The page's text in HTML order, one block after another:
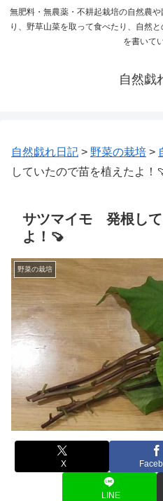
無肥料・無農薬・不耕起栽培の自然農
り、野草山菜を取って食べたり、自然
を書いて
自然戯
自然戯れ日記 > 野菜の栽培 >
していたので苗を植えたよ！
サツマイモ 発根して
よ！🍠
野菜の栽培
X
LINE